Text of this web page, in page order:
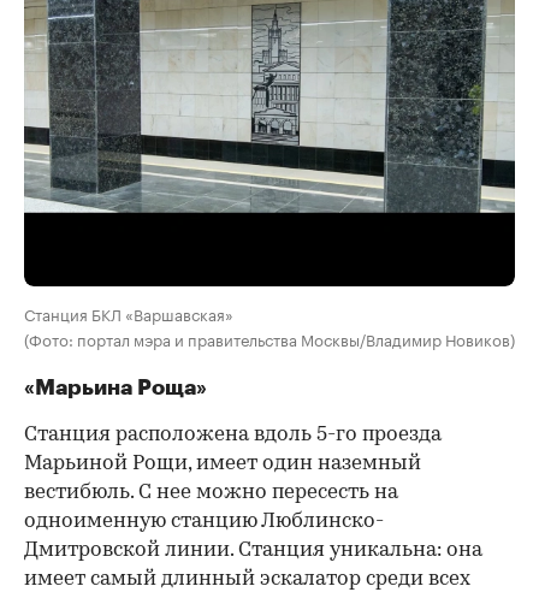
Станция БКЛ «Варшавская»
(Фото: портал мэра и правительства Москвы/Владимир Новиков)
«Марьина Роща»
Станция расположена вдоль 5-го проезда
Марьиной Рощи, имеет один наземный
вестибюль. С нее можно пересесть на
одноименную станцию Люблинско-
Дмитровской линии. Станция уникальна: она
имеет самый длинный эскалатор среди всех